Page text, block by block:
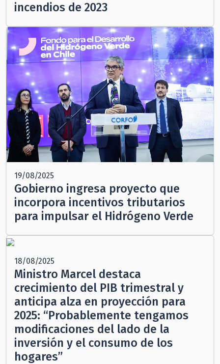
incendios de 2023
19/08/2025
Gobierno ingresa proyecto que
incorpora incentivos tributarios
para impulsar el Hidrógeno Verde
18/08/2025
Ministro Marcel destaca
crecimiento del PIB trimestral y
anticipa alza en proyección para
2025: “Probablemente tengamos
modificaciones del lado de la
inversión y el consumo de los
hogares”